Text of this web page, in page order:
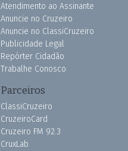
Atendimento ao Assinante
Anuncie no Cruzeiro
Anuncie no ClassiCruzeiro
Publicidade Legal
Repórter Cidadão
Trabalhe Conosco
Parceiros
ClassiCruzeiro
CruzeiroCard
Cruzeiro FM 92.3
CruxLab